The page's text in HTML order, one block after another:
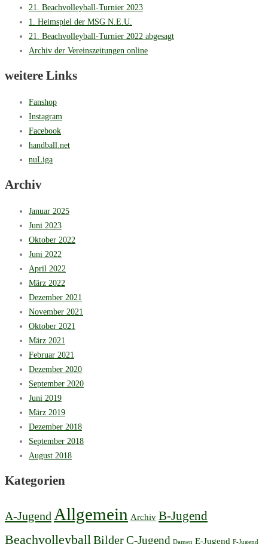
21. Beachvolleyball-Turnier 2023
1. Heimspiel der MSG N.E.U.
21. Beachvolleyball-Turnier 2022 abgesagt
Archiv der Vereinszeitungen online
weitere Links
Fanshop
Instagram
Facebook
handball.net
nuLiga
Archiv
Januar 2025
Juni 2023
Oktober 2022
Juni 2022
April 2022
März 2022
Dezember 2021
November 2021
Oktober 2021
März 2021
Februar 2021
Dezember 2020
September 2020
Juni 2019
März 2019
Dezember 2018
September 2018
August 2018
Kategorien
A-Jugend Allgemein Archiv B-Jugend
BeachvolleyballBilderC-Jugend Damen E-Jugend F-Jugend